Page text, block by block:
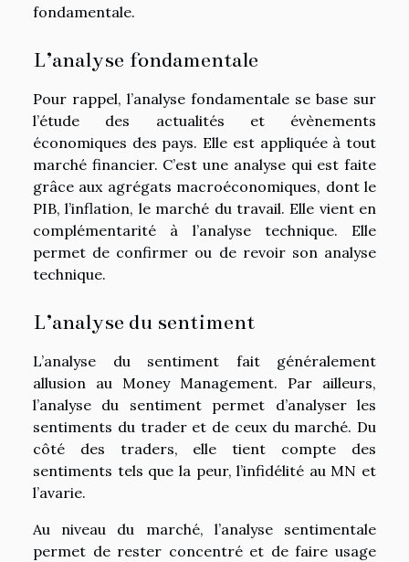
fondamentale.
L’analyse fondamentale
Pour rappel, l’analyse fondamentale se base sur
l’étude des actualités et évènements
économiques des pays. Elle est appliquée à tout
marché financier. C’est une analyse qui est faite
grâce aux agrégats macroéconomiques, dont le
PIB, l’inflation, le marché du travail. Elle vient en
complémentarité à l’analyse technique. Elle
permet de confirmer ou de revoir son analyse
technique.
L’analyse du sentiment
L’analyse du sentiment fait généralement
allusion au Money Management. Par ailleurs,
l’analyse du sentiment permet d’analyser les
sentiments du trader et de ceux du marché. Du
côté des traders, elle tient compte des
sentiments tels que la peur, l’infidélité au MN et
l’avarie.
Au niveau du marché, l’analyse sentimentale
permet de rester concentré et de faire usage